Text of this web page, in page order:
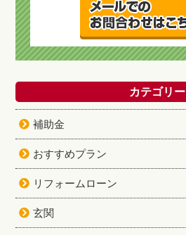
カテゴリー
補助金
おすすめプラン
リフォームローン
玄関